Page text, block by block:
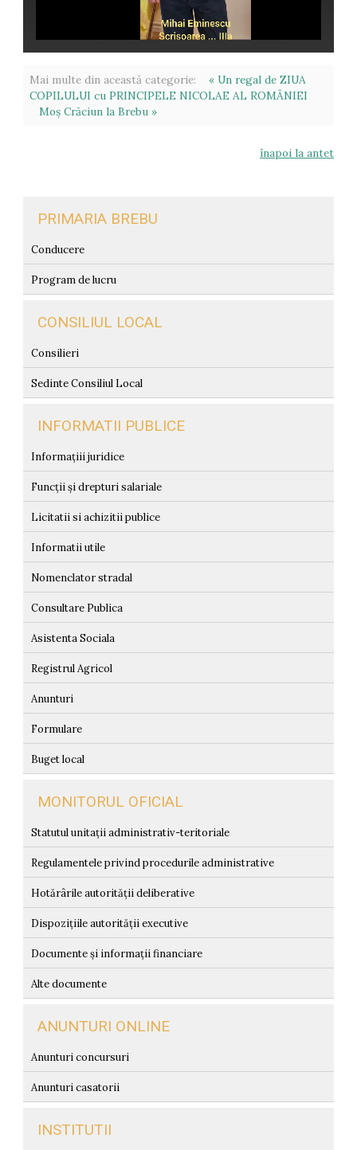
Mai multe din această categorie:
« Un regal de ZIUA
COPILULUI cu PRINCIPELE NICOLAE AL ROMÂNIEI
Moș Crăciun la Brebu »
înapoi la antet
PRIMARIA BREBU
Conducere
Program de lucru
CONSILIUL LOCAL
Consilieri
Sedinte Consiliul Local
INFORMATII PUBLICE
Informațiii juridice
Funcții și drepturi salariale
Licitatii si achizitii publice
Informatii utile
Nomenclator stradal
Consultare Publica
Asistenta Sociala
Registrul Agricol
Anunturi
Formulare
Buget local
MONITORUL OFICIAL
Statutul unitații administrativ-teritoriale
Regulamentele privind procedurile administrative
Hotărârile autorității deliberative
Dispozițiile autorității executive
Documente și informații financiare
Alte documente
ANUNTURI ONLINE
Anunturi concursuri
Anunturi casatorii
INSTITUTII